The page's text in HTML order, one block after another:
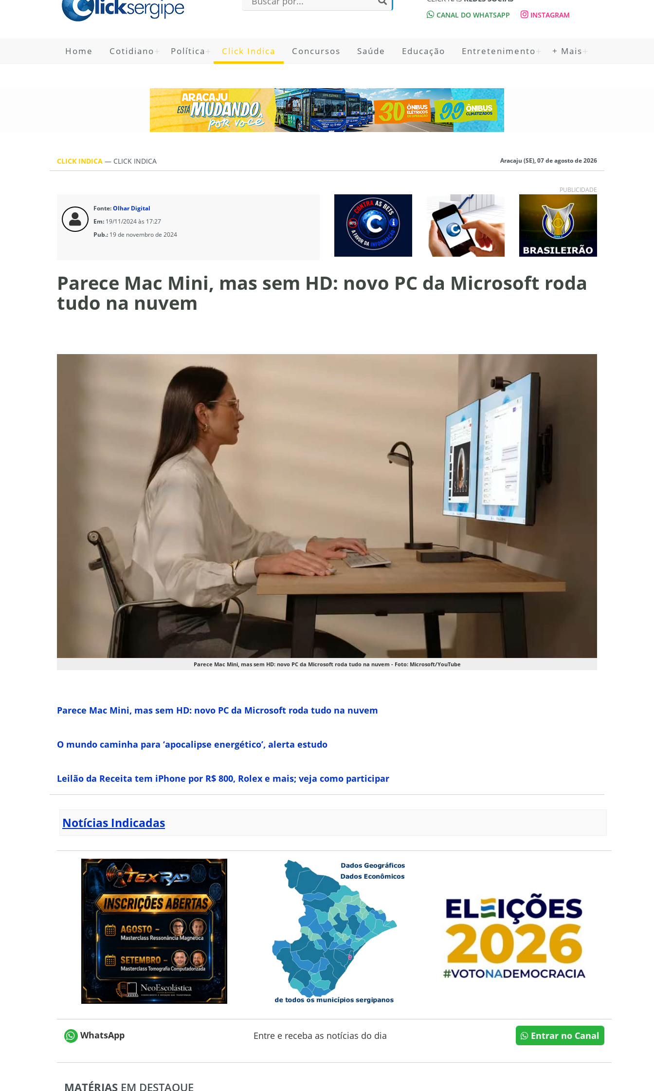
CANAL DO WHATSAPP INSTAGRAM
Home Cotidiano Política Click Indica Concursos Saúde Educação Entretenimento + Mais
CLICK INDICA — CLICK INDICA Aracaju (SE), 07 de agosto de 2026
PUBLICIDADE
Fonte:Olhar Digital
Em: 19/11/2024 às 17:27
Pub.: 19 de novembro de 2024
Parece Mac Mini, mas sem HD: novo PC da Microsoft roda
tudo na nuvem
Parece Mac Mini, mas sem HD: novo PC da Microsoft roda tudo na nuvem - Foto: Microsoft/YouTube
Parece Mac Mini, mas sem HD: novo PC da Microsoft roda tudo na nuvem
O mundo caminha para ‘apocalipse energético’, alerta estudo
Leilão da Receita tem iPhone por R$ 800, Rolex e mais; veja como participar
Notícias Indicadas
WhatsApp Entre e receba as notícias do dia Entrar no Canal
MATÉRIAS EM DESTAQUE